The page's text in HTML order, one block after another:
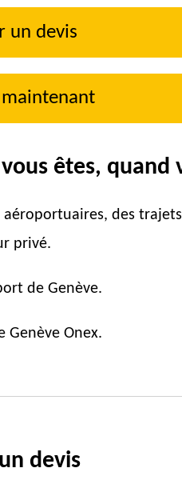
un devis
maintenant
êtes, quand
des
privé.
de Genève.
Genève Onex.
devis